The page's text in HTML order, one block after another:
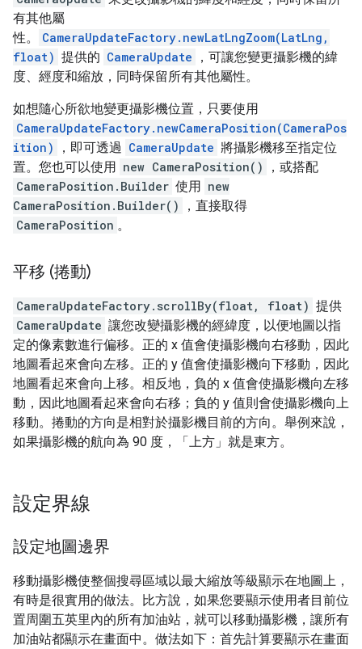
有其他屬
性。
CameraUpdateFactory.newLatLngZoom(LatLng,
float) 提供的 CameraUpdate
，可讓您變更攝影機的緯
度、經度和縮放，同時保留所有其他屬性。
如想隨心所欲地變更攝影機位置，只要使用
CameraUpdateFactory.newCameraPosition(CameraPos
ition)
，即可透過 CameraUpdate 將攝影機移至指定位
置。您也可以使用 new CameraPosition()
，或搭配
CameraPosition.Builder 使用 new
CameraPosition.Builder()
，直接取得
CameraPosition 。
平移 (捲動)
CameraUpdateFactory.scrollBy(float, float) 提供
CameraUpdate 讓您改變攝影機的經緯度，以便地圖以指
定的像素數進行偏移。正的 x 值會使攝影機向右移動，因此
地圖看起來會向左移。正的 y 值會使攝影機向下移動，因此
地圖看起來會向上移。相反地，負的 x 值會使攝影機向左移
動，因此地圖看起來會向右移；負的 y 值則會使攝影機向上
移動。捲動的方向是相對於攝影機目前的方向。舉例來說，
如果攝影機的航向為 90 度，「上方」就是東方。
設定界線
設定地圖邊界
移動攝影機使整個搜尋區域以最大縮放等級顯示在地圖上，
有時是很實用的做法。比方說，如果您要顯示使用者目前位
置周圍五英里內的所有加油站，就可以移動攝影機，讓所有
加油站都顯示在畫面中。做法如下：首先計算要顯示在畫面